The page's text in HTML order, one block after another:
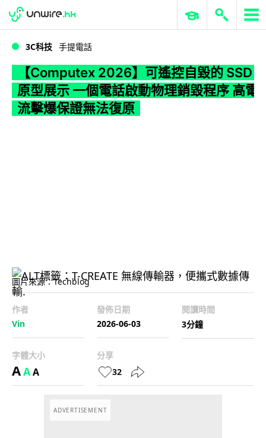
WWDC 2026 ERP 與商業 AI
3C科技 手提電話
【Computex 2026】可遙控自毀的 SSD
原型展示 一個電話啟動物理銷毀程序 高電
流擊爆保證無法復原
圖片來源：Techblog
作者
Vin
發佈日期
2026-06-03
閱讀時間
3分鐘
字體大小
AAA
分享
32
ADVERTISEMENT